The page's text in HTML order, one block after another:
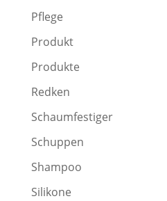
Pflege
Produkt
Produkte
Redken
Schaumfestiger
Schuppen
Shampoo
Silikone